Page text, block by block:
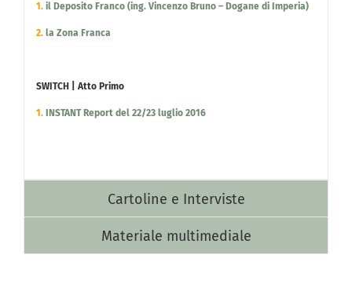
1. il Deposito Franco (ing. Vincenzo Bruno – Dogane di Imperia)
2. la Zona Franca
SWITCH | Atto Primo
1. INSTANT Report del 22/23 luglio 2016
Cartoline e Interviste
Materiale multimediale